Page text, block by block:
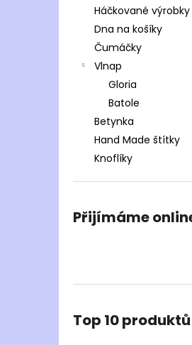
Háčkované výrobky
Dna na košíky
Čumáčky
Vlnap
Gloria
Batole
Betynka
Hand Made štítky
Knoflíky
Přijímáme
Top 10 produktů